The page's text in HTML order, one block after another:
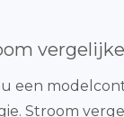
een
Stroom